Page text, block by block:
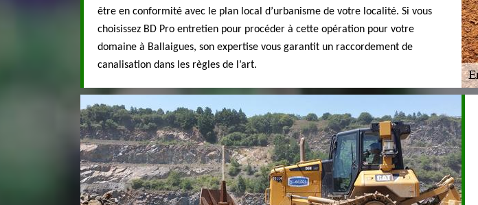
être en conformité avec le plan local d’urbanisme de votre localité. Si vous
choisissez BD Pro entretien pour procéder à cette opération pour votre
domaine à Ballaigues, son expertise vous garantit un raccordement de
canalisation dans les règles de l’art.